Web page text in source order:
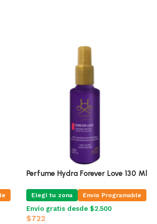
Perfume Hydra Forever Love 130 Ml
Elegí tu zona Envio Programable
Envío gratis desde $2.500
$722